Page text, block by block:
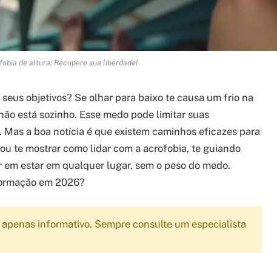
de altura: Recupere sua liberdade!
objetivos? Se olhar para baixo te causa um frio na
está sozinho. Esse medo pode limitar suas
a boa notícia é que existem caminhos eficazes para
te mostrar como lidar com a acrofobia, te guiando
estar em qualquer lugar, sem o peso do medo.
em 2026?
informativo. Sempre consulte um especialista